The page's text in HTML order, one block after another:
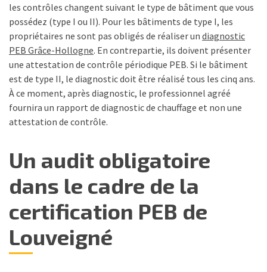
les contrôles changent suivant le type de bâtiment que vous
possédez (type I ou II). Pour les bâtiments de type I, les
propriétaires ne sont pas obligés de réaliser un diagnostic
PEB Grâce-Hollogne. En contrepartie, ils doivent présenter
une attestation de contrôle périodique PEB. Si le bâtiment
est de type II, le diagnostic doit être réalisé tous les cinq ans.
À ce moment, après diagnostic, le professionnel agréé
fournira un rapport de diagnostic de chauffage et non une
attestation de contrôle.
Un audit obligatoire
dans le cadre de la
certification PEB de
Louveigné